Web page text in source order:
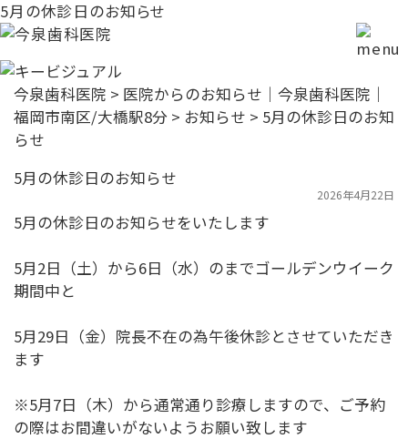
5月の休診日のお知らせ
今泉歯科医院 > 医院からのお知らせ｜今泉歯科医院｜
福岡市南区/大橋駅8分> お知らせ > 5月の休診日のお知
らせ
5月の休診日のお知らせ
2026年4月22日
5月の休診日のお知らせをいたします
5月2日（土）から6日（水）のまでゴールデンウイーク
期間中と
5月29日（金）院長不在の為午後休診とさせていただき
ます
※5月7日（木）から通常通り診療しますので、ご予約
の際はお間違いがないようお願い致します